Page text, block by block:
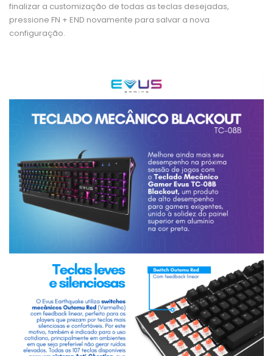
finalizar a customização de todas as teclas desejadas,
pressione FN + END novamente para salvar a nova
configuração.